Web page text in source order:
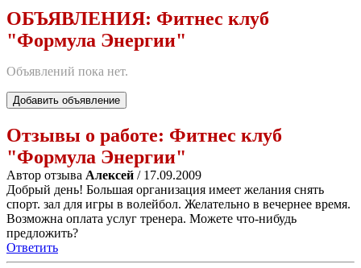
ОБЪЯВЛЕНИЯ: Фитнес клуб
"Формула Энергии"
Объявлений пока нет.
Добавить объявление
Отзывы о работе: Фитнес клуб
"Формула Энергии"
Автор отзыва Алексей / 17.09.2009
Добрый день! Большая организация имеет желания снять
спорт. зал для игры в волейбол. Желательно в вечернее время.
Возможна оплата услуг тренера. Можете что-нибудь
предложить?
Ответить